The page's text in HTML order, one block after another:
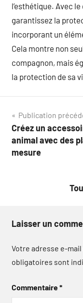
l’esthétique. Avec
garantissez la
incorporant un
Cela montre non
compagnon, mais
la protection de sa
Navigation
de
l’article
Publication
Créez un
animal avec des
mesure
Laisser un
Votre adresse e-mail
obligatoires sont
Commentaire*